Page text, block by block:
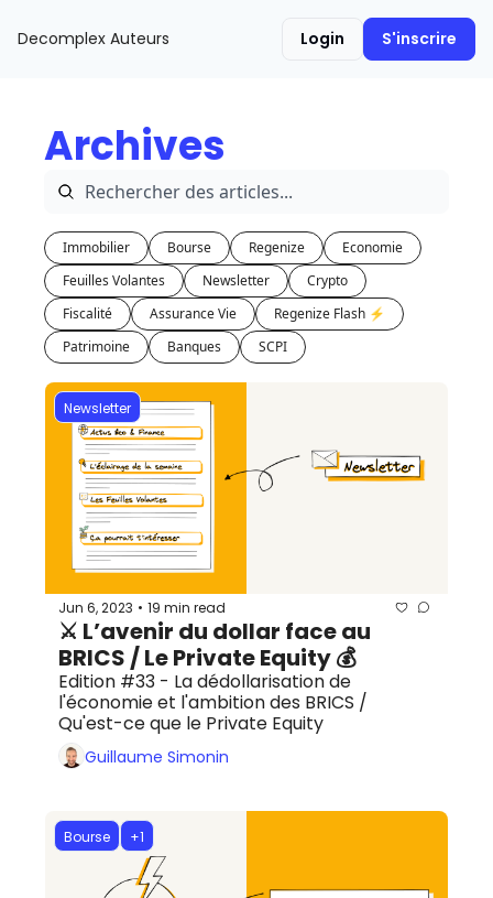
Decomplex Auteurs Login S'inscrire
Archives
Immobilier Bourse Regenize
Economie
Feuilles Volantes
Newsletter
Crypto
Fiscalité
Assurance Vie
Regenize Flash ⚡️
Patrimoine
Banques SCPI
Newsletter
Jun 6, 2023 • 19 min read
⚔️ L’avenir du dollar face au
BRICS / Le Private Equity 💰
Edition #33 - La dédollarisation de
l'économie et l'ambition des BRICS /
Qu'est-ce que le Private Equity
Guillaume Simonin
Bourse +1